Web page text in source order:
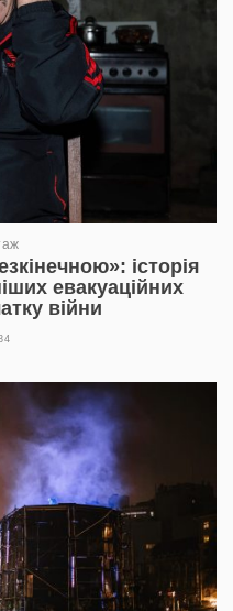
історія
евакуаційних
війни